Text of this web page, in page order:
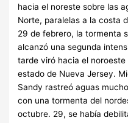
hacia el noreste sobre las
Norte, paralelas a la costa
29 de febrero, la tormenta
alcanzó una segunda
tarde viró hacia el
estado de Nueva Jersey.
Sandy rastreó aguas
con una tormenta del
octubre. 29, se había